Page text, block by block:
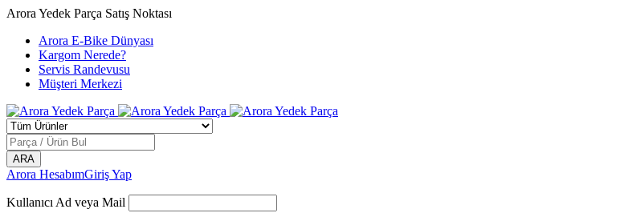
Arora Yedek Parça Satış Noktası
Arora E-Bike Dünyası
Kargom Nerede?
Servis Randevusu
Müşteri Merkezi
Arora HesabımGiriş Yap
Kullanıcı Ad veya Mail